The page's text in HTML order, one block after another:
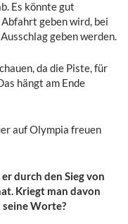
Es könnte gut
geben wird, bei
geben werden.
da die Piste, für
hängt am Ende
auf Olympia freuen
durch den Sieg von
Kriegt man davon
Worte?